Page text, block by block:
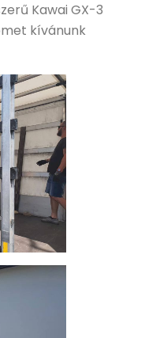
Kawai GX-3
kívánunk